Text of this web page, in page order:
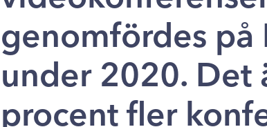
genomfördes på
under 2020. Det
procent fler